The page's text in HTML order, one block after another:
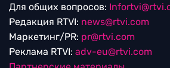
Для общих вопросов:
Редакция RTVI: news@rtvi.com
Маркетинг/PR: pr@rtvi.com
Реклама RTVI: adv-eu@rtvi.com